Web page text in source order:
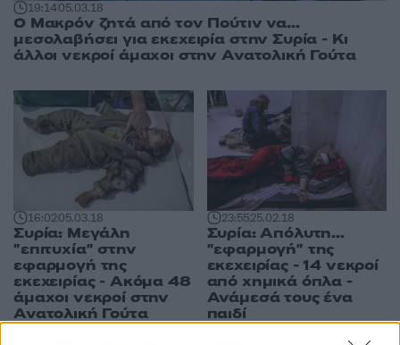
19:1405.03.18
Ο Μακρόν ζητά από τον Πούτιν να...
μεσολαβήσει για εκεχειρία στην Συρία - Κι
άλλοι νεκροί άμαχοι στην Ανατολική Γούτα
16:0205.03.18
Συρία: Μεγάλη
"επιτυχία" στην
εφαρμογή της
εκεχειρίας - Ακόμα 48
άμαχοι νεκροί στην
Ανατολική Γούτα
23:5525.02.18
Συρία: Απόλυτη...
"εφαρμογή" της
εκεχειρίας - 14 νεκροί
από χημικά όπλα -
Ανάμεσά τους ένα
παιδί